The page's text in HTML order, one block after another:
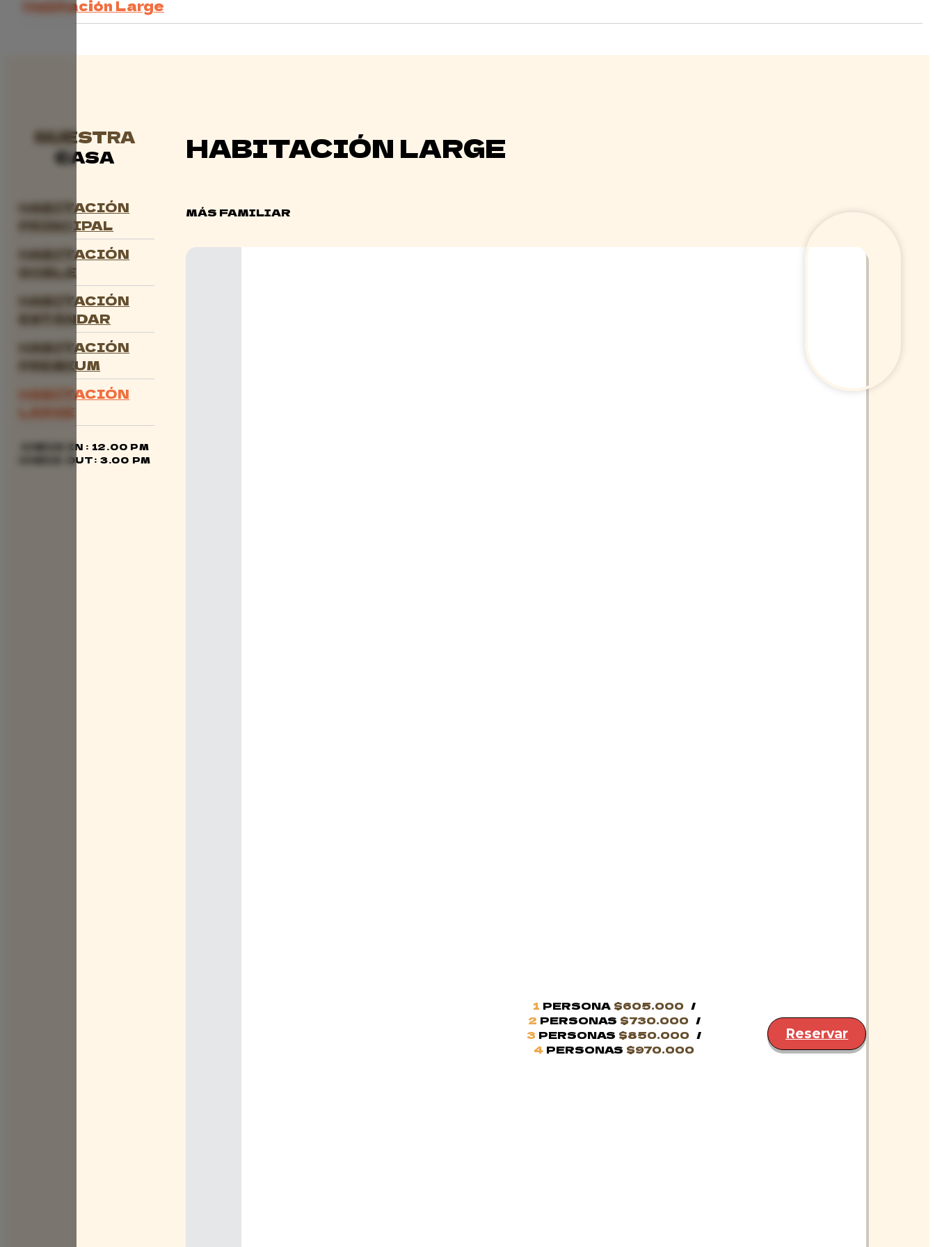
Habitación Large
NUESTRA
CASA
HABITACIÓN
PRINCIPAL
HABITACIÓN
DOBLE
HABITACIÓN
ESTÁNDAR
HABITACIÓN
PREMIUM
HABITACIÓN
LARGE
CHECK IN : 12.00 PM
CHECK OUT: 3.00 PM
HABITACIÓN LARGE
MÁS FAMILIAR
1 PERSONA $605.000
2 PERSONAS $730.000
3 PERSONAS $850.000
4 PERSONAS $970.000
Reservar